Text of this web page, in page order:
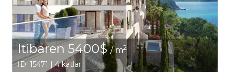
Itibaren 5400$/ m2
ID: 15471 | 4 katlar